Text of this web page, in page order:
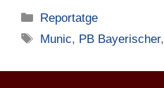
Reportatge
Munic, PB Bayerischer,